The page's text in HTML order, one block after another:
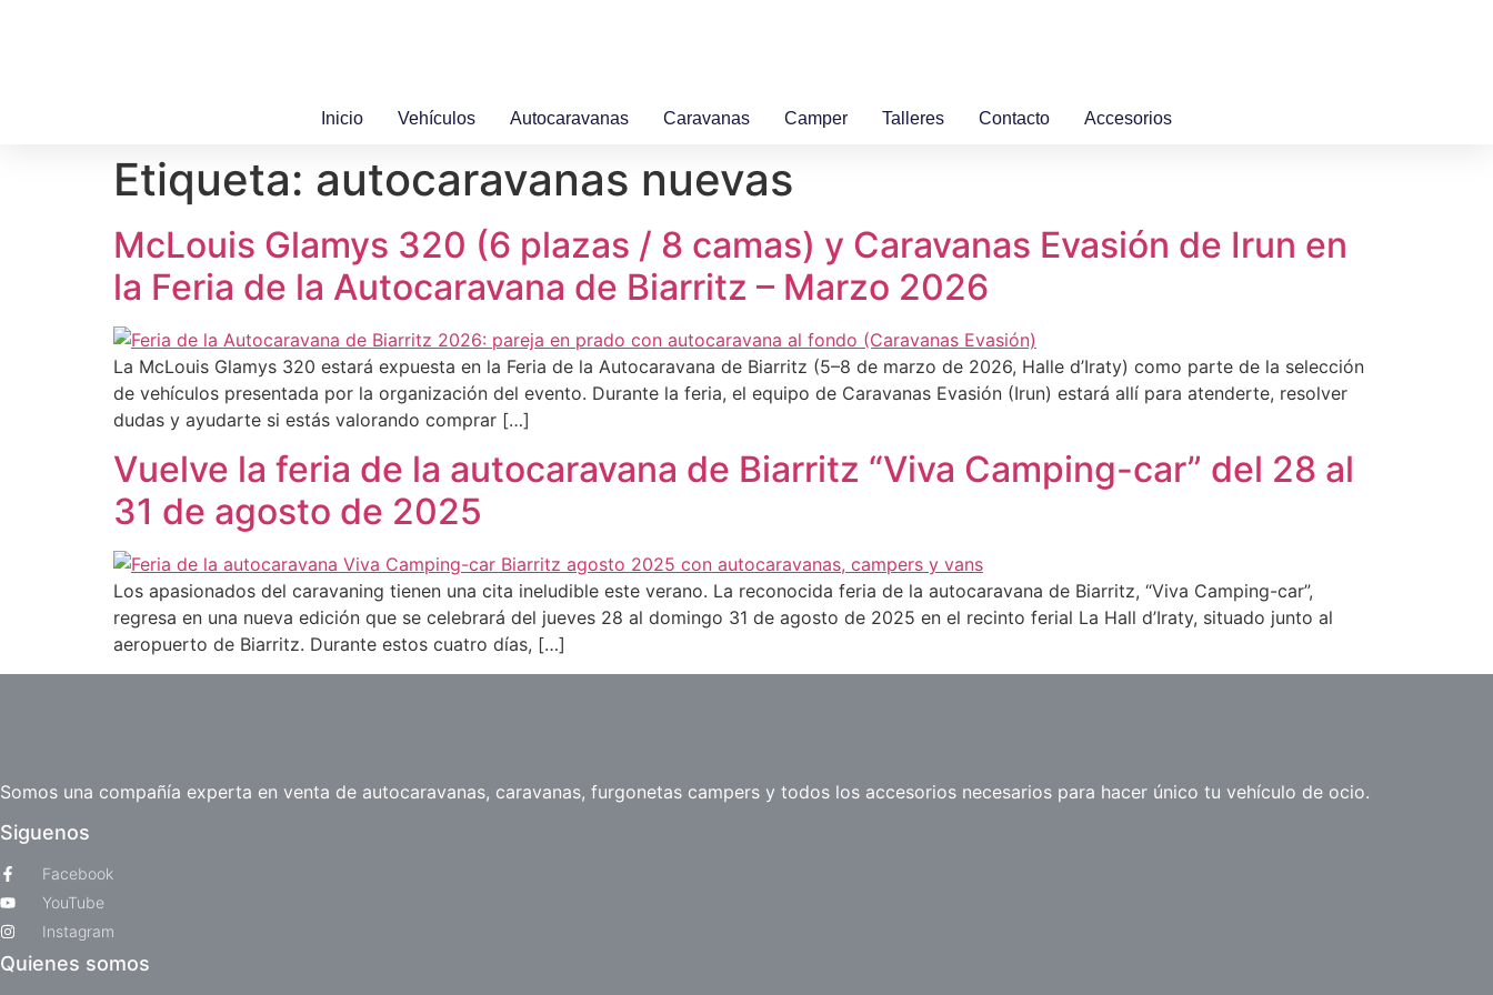
Inicio Vehículos Autocaravanas Caravanas Camper Talleres Contacto Accesorios
Etiqueta: autocaravanas nuevas
McLouis Glamys 320 (6 plazas / 8 camas) y Caravanas Evasión de Irun en
la Feria de la Autocaravana de Biarritz – Marzo 2026
La McLouis Glamys 320 estará expuesta en la Feria de la Autocaravana de Biarritz (5–8 de marzo de 2026, Halle d’Iraty) como parte de la selección
de vehículos presentada por la organización del evento. Durante la feria, el equipo de Caravanas Evasión (Irun) estará allí para atenderte, resolver
dudas y ayudarte si estás valorando comprar […]
Vuelve la feria de la autocaravana de Biarritz “Viva Camping-car” del 28 al
31 de agosto de 2025
Los apasionados del caravaning tienen una cita ineludible este verano. La reconocida feria de la autocaravana de Biarritz, “Viva Camping-car”,
regresa en una nueva edición que se celebrará del jueves 28 al domingo 31 de agosto de 2025 en el recinto ferial La Hall d’Iraty, situado junto al
aeropuerto de Biarritz. Durante estos cuatro días, […]
Somos una compañía experta en venta de autocaravanas, caravanas, furgonetas campers y todos los accesorios necesarios para hacer único tu vehículo de ocio.
Siguenos
Facebook
YouTube
Instagram
Quienes somos